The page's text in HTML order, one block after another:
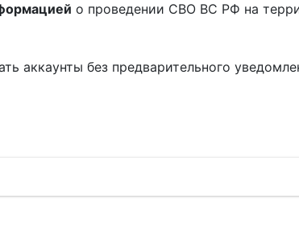
о проведении СВО ВС РФ на
аккаунты без предварительного